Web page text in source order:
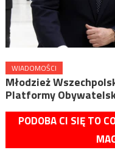
WIADOMOŚCI
Młodzież
Platformy
PODOBA CI SIĘ TO